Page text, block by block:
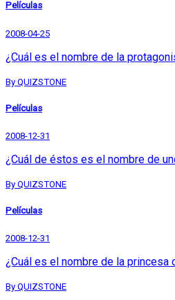
Películas
2008-04-25
¿Cuál es el nombre de la
By QUIZSTONE
Películas
2008-12-31
¿Cuál de éstos es el nombre de
By QUIZSTONE
Películas
2008-12-31
¿Cuál es el nombre de la
By QUIZSTONE